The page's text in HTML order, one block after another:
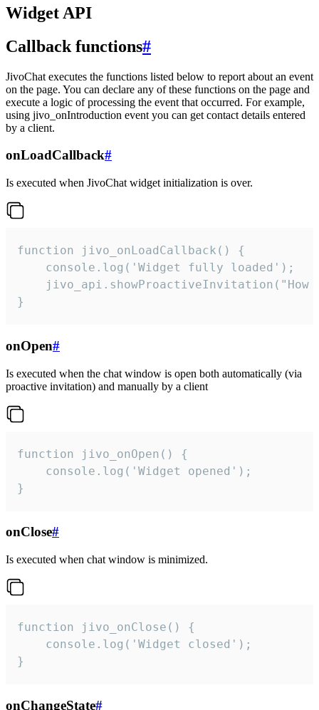
Widget API
Callback functions#
JivoChat executes the functions listed below to report about an event
on the page. You can declare any of these functions on the page and
execute a logic of processing the event that occurred. For example,
using jivo_onIntroduction event you can get contact details entered
by a client.
onLoadCallback#
Is executed when JivoChat widget initialization is over.
function jivo_onLoadCallback() {
    console.log('Widget fully loaded');
jivo_api.showProactiveInvitation("How
}
onOpen#
Is executed when the chat window is open both automatically (via
proactive invitation) and manually by a client
function jivo_onOpen() {
    console.log('Widget opened');
}
onClose#
Is executed when chat window is minimized.
function jivo_onClose() {
    console.log('Widget closed');
}
onChangeState#